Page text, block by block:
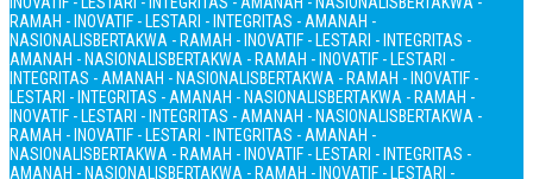
RAMAH - INOVATIF - LESTARI - INTEGRITAS - AMANAH -
NASIONALISBERTAKWA - RAMAH - INOVATIF - LESTARI - INTEGRITAS -
AMANAH - NASIONALISBERTAKWA - RAMAH - INOVATIF - LESTARI -
INTEGRITAS - AMANAH - NASIONALISBERTAKWA - RAMAH - INOVATIF -
LESTARI - INTEGRITAS - AMANAH - NASIONALISBERTAKWA - RAMAH -
INOVATIF - LESTARI - INTEGRITAS - AMANAH - NASIONALISBERTAKWA -
RAMAH - INOVATIF - LESTARI - INTEGRITAS - AMANAH -
NASIONALISBERTAKWA - RAMAH - INOVATIF - LESTARI - INTEGRITAS -
AMANAH - NASIONALISBERTAKWA - RAMAH - INOVATIF - LESTARI -